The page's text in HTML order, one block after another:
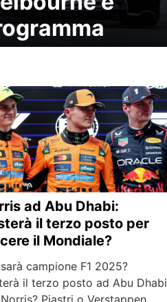
ad Abu Dhabi:
il terzo posto per
il Mondiale?
campione F1 2025?
il terzo posto ad Abu Dhabi